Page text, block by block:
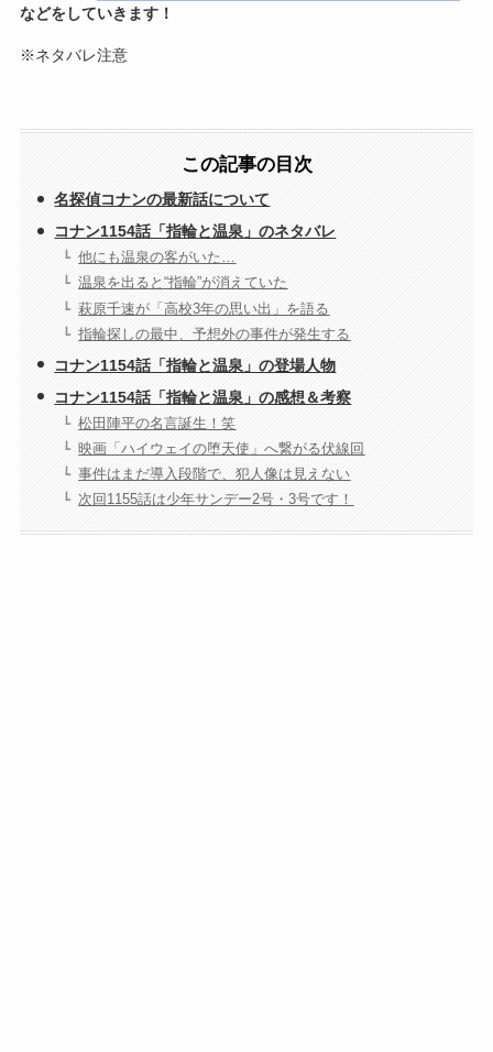
などをしていきます！
※ネタバレ注意
この記事の目次
名探偵コナンの最新話について
コナン1154話「指輪と温泉」のネタバレ
他にも温泉の客がいた…
温泉を出ると“指輪”が消えていた
萩原千速が「高校3年の思い出」を語る
指輪探しの最中、予想外の事件が発生する
コナン1154話「指輪と温泉」の登場人物
コナン1154話「指輪と温泉」の感想＆考察
松田陣平の名言誕生！笑
映画「ハイウェイの堕天使」へ繋がる伏線回
事件はまだ導入段階で、犯人像は見えない
次回1155話は少年サンデー2号・3号です！